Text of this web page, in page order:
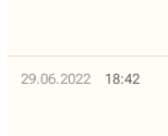
29.06.2022 18:42